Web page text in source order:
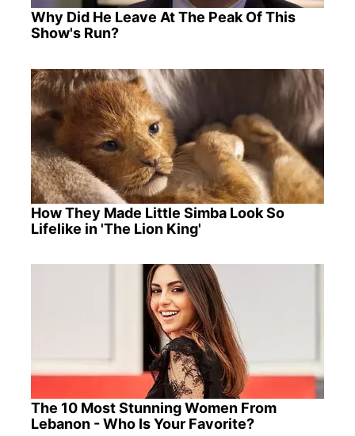
Why Did He Leave At The Peak Of This
Show's Run?
How They Made Little Simba Look So
Lifelike in 'The Lion King'
The 10 Most Stunning Women From
Lebanon - Who Is Your Favorite?